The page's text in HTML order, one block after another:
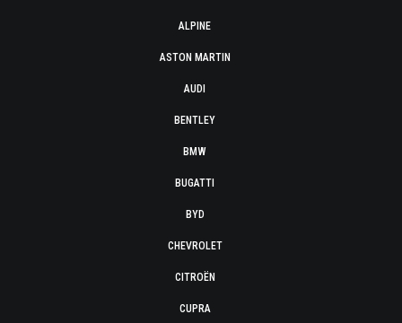
ALPINE
ASTON MARTIN
AUDI
BENTLEY
BMW
BUGATTI
BYD
CHEVROLET
CITROËN
CUPRA